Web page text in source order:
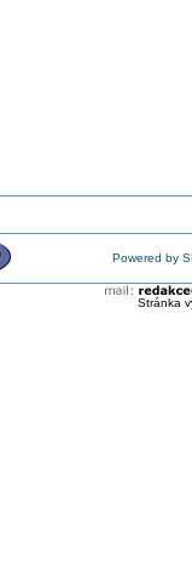
Powered by
Stránka